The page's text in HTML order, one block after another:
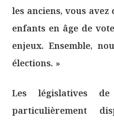
les anciens, vous
enfants en âge de
enjeux. Ensemble,
élections. »
Les législatives de
particulièrement